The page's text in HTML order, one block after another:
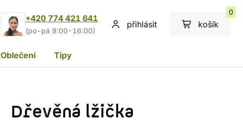
+420 774 421 641
(po-pá 9:00-16:00)
přihlásit košík
0
Oblečení Tipy
Dřevěná lžička